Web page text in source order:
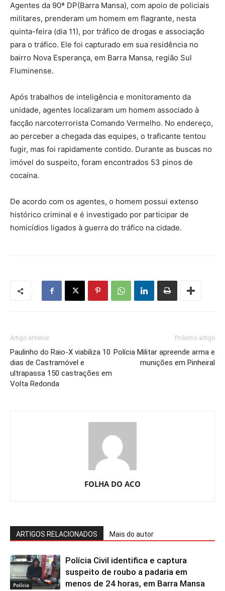
Agentes da 90ª DP(Barra Mansa), com apoio de policiais
militares, prenderam um homem em flagrante, nesta
quinta-feira (dia 11), por tráfico de drogas e associação
para o tráfico. Ele foi capturado em sua residência no
bairro Nova Esperança, em Barra Mansa, região Sul
Fluminense.
Após trabalhos de inteligência e monitoramento da
unidade, agentes localizaram um homem associado à
facção narcoterrorista Comando Vermelho. No endereço,
ao perceber a chegada das equipes, o traficante tentou
fugir, mas foi rapidamente contido. Durante as buscas no
imóvel do suspeito, foram encontrados 53 pinos de
cocaína.
De acordo com os agentes, o homem possui extenso
histórico criminal e é investigado por participar de
homicídios ligados à guerra do tráfico na cidade.
Artigo anterior
Paulinho do Raio-X viabiliza 10
dias de Castramóvel e
ultrapassa 150 castrações em
Volta Redonda
Próximo artigo
Polícia Militar apreende arma e
munições em Pinheiral
FOLHA DO ACO
ARTIGOS RELACIONADOS Mais do autor
Polícia
Polícia Civil identifica e captura
suspeito de roubo a padaria em
menos de 24 horas, em Barra Mansa